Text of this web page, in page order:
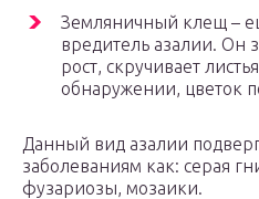
Земляничный клещ –
вредитель азалии. Он
рост, скручивает
обнаружении, цветок
Данный вид азалии
заболеваниям как: серая
фузариозы, мозаики.